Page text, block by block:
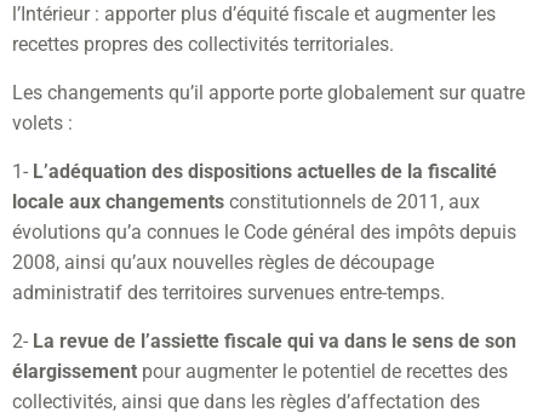
l’Intérieur : apporter plus d’équité fiscale et augmenter les
recettes propres des collectivités territoriales.
Les changements qu’il apporte porte globalement sur quatre
volets :
1- L’adéquation des dispositions actuelles de la fiscalité
locale aux changements constitutionnels de 2011, aux
évolutions qu’a connues le Code général des impôts depuis
2008, ainsi qu’aux nouvelles règles de découpage
administratif des territoires survenues entre-temps.
2- La revue de l’assiette fiscale qui va dans le sens de son
élargissement pour augmenter le potentiel de recettes des
collectivités, ainsi que dans les règles d’affectation des